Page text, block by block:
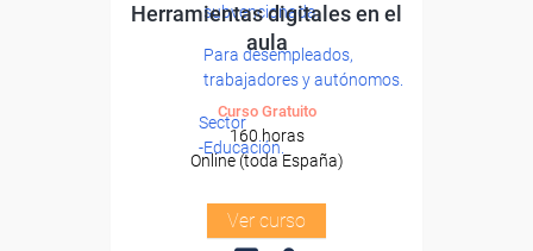
subvencionada.
Para desempleados,
trabajadores y autónomos.
Sector
-Educación.
Herramientas digitales en el
aula
Curso Gratuito
160 horas
Online (toda España)
Ver curso